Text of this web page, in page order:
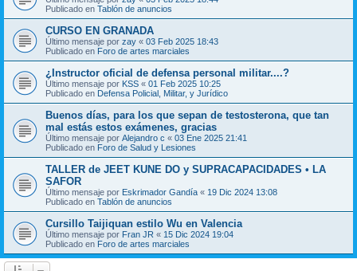
Publicado en Tablón de anuncios
CURSO EN GRANADA
Último mensaje por zay « 03 Feb 2025 18:43
Publicado en Foro de artes marciales
¿Instructor oficial de defensa personal militar....?
Último mensaje por KSS « 01 Feb 2025 10:25
Publicado en Defensa Policial, Militar, y Jurídico
Buenos días, para los que sepan de testosterona, que tan
mal estás estos exámenes, gracias
Último mensaje por Alejandro c « 03 Ene 2025 21:41
Publicado en Foro de Salud y Lesiones
TALLER de JEET KUNE DO y SUPRACAPACIDADES • LA
SAFOR
Último mensaje por Eskrimador Gandía « 19 Dic 2024 13:08
Publicado en Tablón de anuncios
Cursillo Taijiquan estilo Wu en Valencia
Último mensaje por Fran JR « 15 Dic 2024 19:04
Publicado en Foro de artes marciales